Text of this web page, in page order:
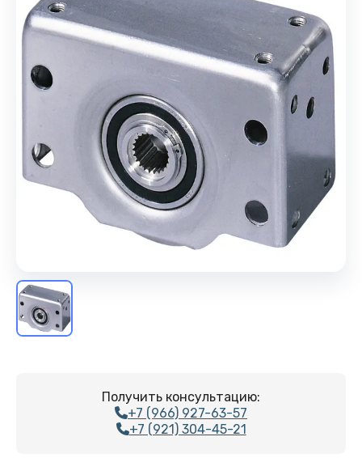
Получить консультацию:
+7 (966) 927-63-57
+7 (921) 304-45-21